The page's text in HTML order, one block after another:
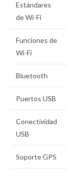
Estándares
de Wi-Fi
Funciones de
Wi-Fi
Bluetooth
Puertos USB
Conectividad
USB
Soporte GPS